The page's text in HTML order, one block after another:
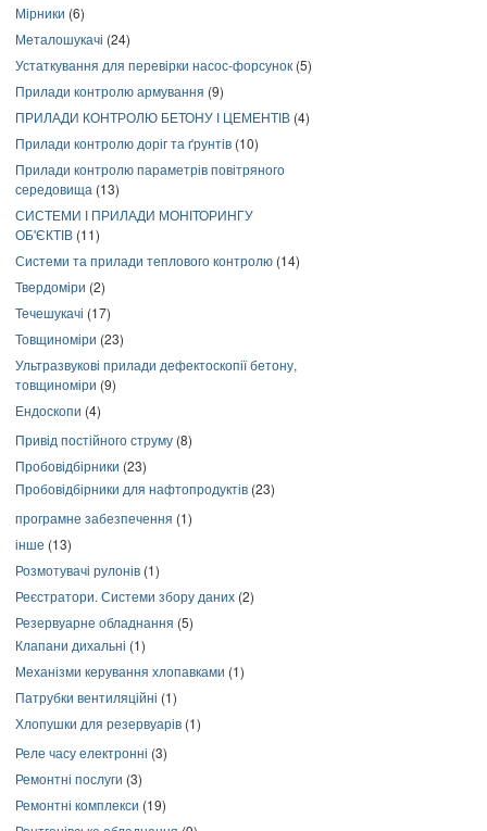
Мірники (6)
Металошукачі (24)
Устаткування для перевірки насос-форсунок (5)
Прилади контролю армування (9)
ПРИЛАДИ КОНТРОЛЮ БЕТОНУ І ЦЕМЕНТІВ (4)
Прилади контролю доріг та ґрунтів (10)
Прилади контролю параметрів повітряного
середовища (13)
СИСТЕМИ І ПРИЛАДИ МОНІТОРИНГУ
ОБ'ЄКТІВ (11)
Системи та прилади теплового контролю (14)
Твердоміри (2)
Течешукачі (17)
Товщиноміри (23)
Ультразвукові прилади дефектоскопії бетону,
товщиноміри (9)
Ендоскопи (4)
Привід постійного струму (8)
Пробовідбірники (23)
Пробовідбірники для нафтопродуктів (23)
програмне забезпечення (1)
інше (13)
Розмотувачі рулонів (1)
Реєстратори. Системи збору даних (2)
Резервуарне обладнання (5)
Клапани дихальні (1)
Механізми керування хлопавками (1)
Патрубки вентиляційні (1)
Хлопушки для резервуарів (1)
Реле часу електронні (3)
Ремонтні послуги (3)
Ремонтні комплекси (19)